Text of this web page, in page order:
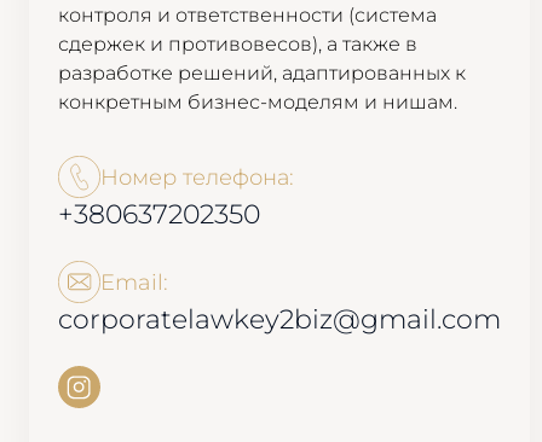
контроля и ответственности (система
сдержек и противовесов), а также в
разработке решений, адаптированных к
конкретным бизнес-моделям и нишам.
Номер телефона:
+380637202350
Email:
corporatelawkey2biz@gmail.com